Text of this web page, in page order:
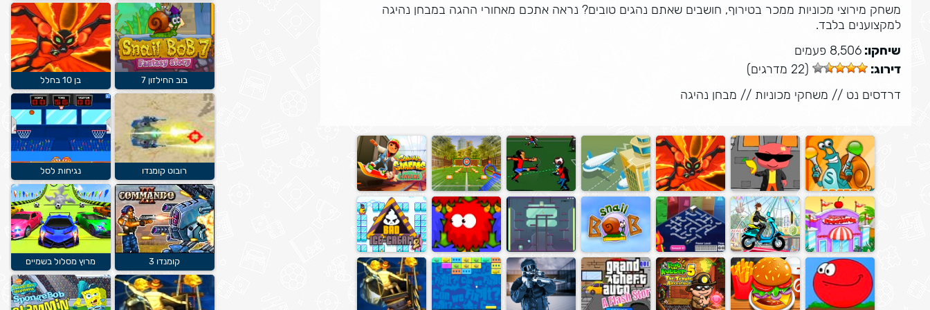
משחק מירוצי מכוניות ממכר בטירוף, חושבים שאתם נהגים טובים? נראה אתכם מאחורי ההגה במבחן נהיגה
למקצוענים בלבד.
שיחקו:8,506 פעמים
דירוג:
(22 מדרגים)
דרדסים נט // משחקי מכוניות // מבחן נהיגה
בוב החילזון 7 בן 10 בחלל
רובוט קומנדו נגיחות לסל
קומנדו 3 מרוץ מסלול בשמיים